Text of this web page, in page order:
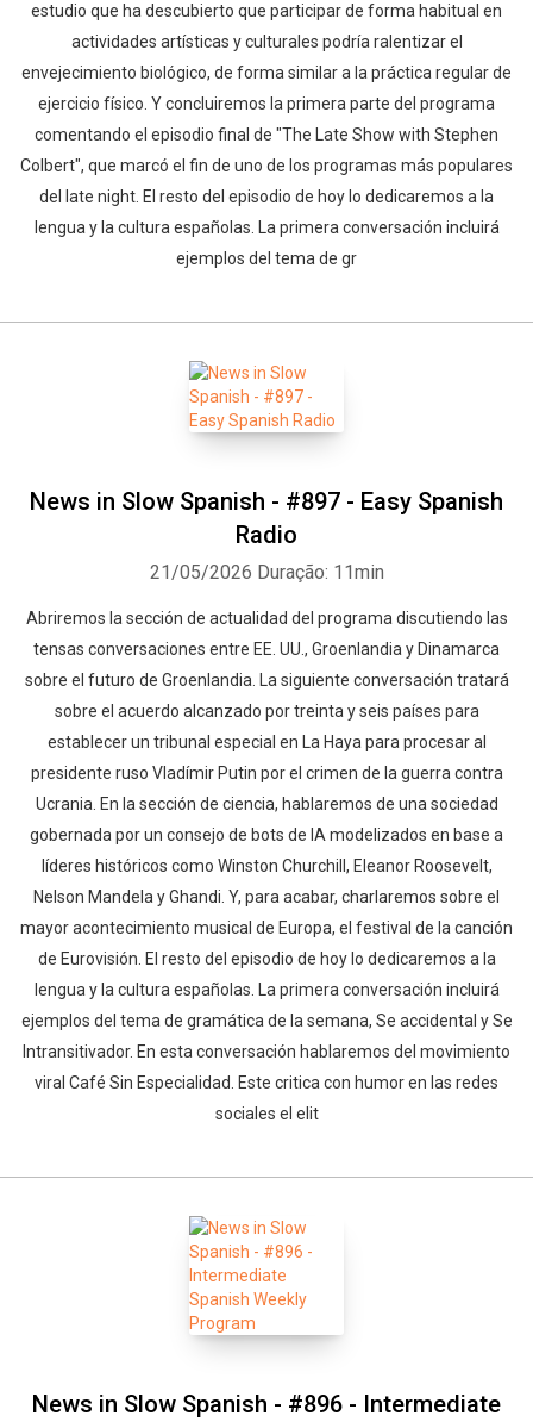
estudio que ha descubierto que participar de forma habitual en
actividades artísticas y culturales podría ralentizar el
envejecimiento biológico, de forma similar a la práctica regular de
ejercicio físico. Y concluiremos la primera parte del programa
comentando el episodio final de "The Late Show with Stephen
Colbert", que marcó el fin de uno de los programas más populares
del late night. El resto del episodio de hoy lo dedicaremos a la
lengua y la cultura españolas. La primera conversación incluirá
ejemplos del tema de gr
News in Slow Spanish - #897 - Easy Spanish
Radio
21/05/2026 Duração: 11min
Abriremos la sección de actualidad del programa discutiendo las
tensas conversaciones entre EE. UU., Groenlandia y Dinamarca
sobre el futuro de Groenlandia. La siguiente conversación tratará
sobre el acuerdo alcanzado por treinta y seis países para
establecer un tribunal especial en La Haya para procesar al
presidente ruso Vladímir Putin por el crimen de la guerra contra
Ucrania. En la sección de ciencia, hablaremos de una sociedad
gobernada por un consejo de bots de IA modelizados en base a
líderes históricos como Winston Churchill, Eleanor Roosevelt,
Nelson Mandela y Ghandi. Y, para acabar, charlaremos sobre el
mayor acontecimiento musical de Europa, el festival de la canción
de Eurovisión. El resto del episodio de hoy lo dedicaremos a la
lengua y la cultura españolas. La primera conversación incluirá
ejemplos del tema de gramática de la semana, Se accidental y Se
Intransitivador. En esta conversación hablaremos del movimiento
viral Café Sin Especialidad. Este critica con humor en las redes
sociales el elit
News in Slow Spanish - #896 - Intermediate